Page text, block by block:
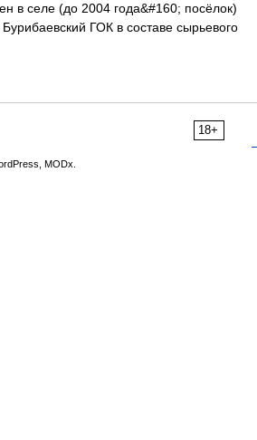
в селе (до 2004 года&#160; посёлок)
ГОК в составе сырьевого
18+
MODx.